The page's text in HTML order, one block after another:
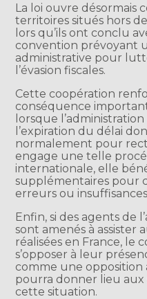
La loi ouvre désormais
territoires situés hors
lors qu’ils ont conclu
convention prévoyant
administrative pour
l’évasion fiscales.
Cette coopération
conséquence
lorsque
l’expiration du délai
normalement pour
engage une telle
internationale, elle
supplémentaires pour
erreurs ou
Enfin, si des agents de
sont amenés à assister
réalisées en France, le
s’opposer à leur
comme une
pourra donner lieu aux
cette situation.